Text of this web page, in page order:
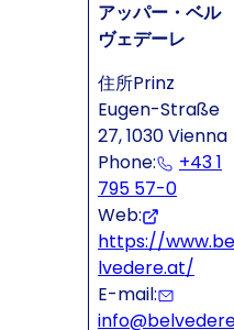
アッパー・ベル
ヴェデーレ
住所Prinz
Eugen-Straße
27, 1030 Vienna
Phone:
+43 1
795 57-0
Web:
https://www.be
lvedere.at/
E-mail: